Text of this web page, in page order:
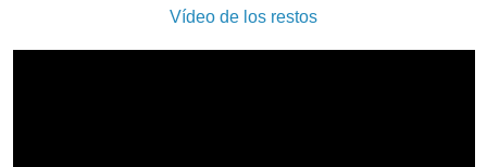
Vídeo de los restos